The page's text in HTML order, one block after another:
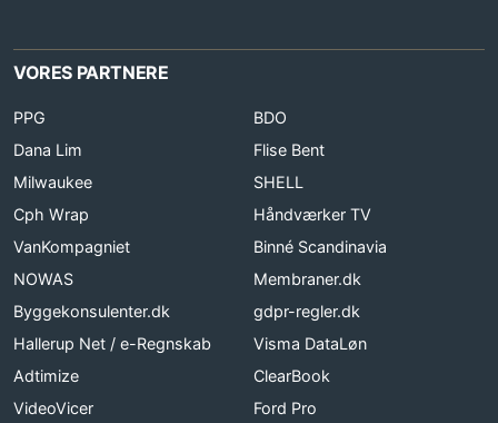
VORES PARTNERE
PPG
BDO
Dana Lim
Flise Bent
Milwaukee
SHELL
Cph Wrap
Håndværker TV
VanKompagniet
Binné Scandinavia
NOWAS
Membraner.dk
Byggekonsulenter.dk
gdpr-regler.dk
Hallerup Net / e-Regnskab
Visma DataLøn
Adtimize
ClearBook
VideoVicer
Ford Pro